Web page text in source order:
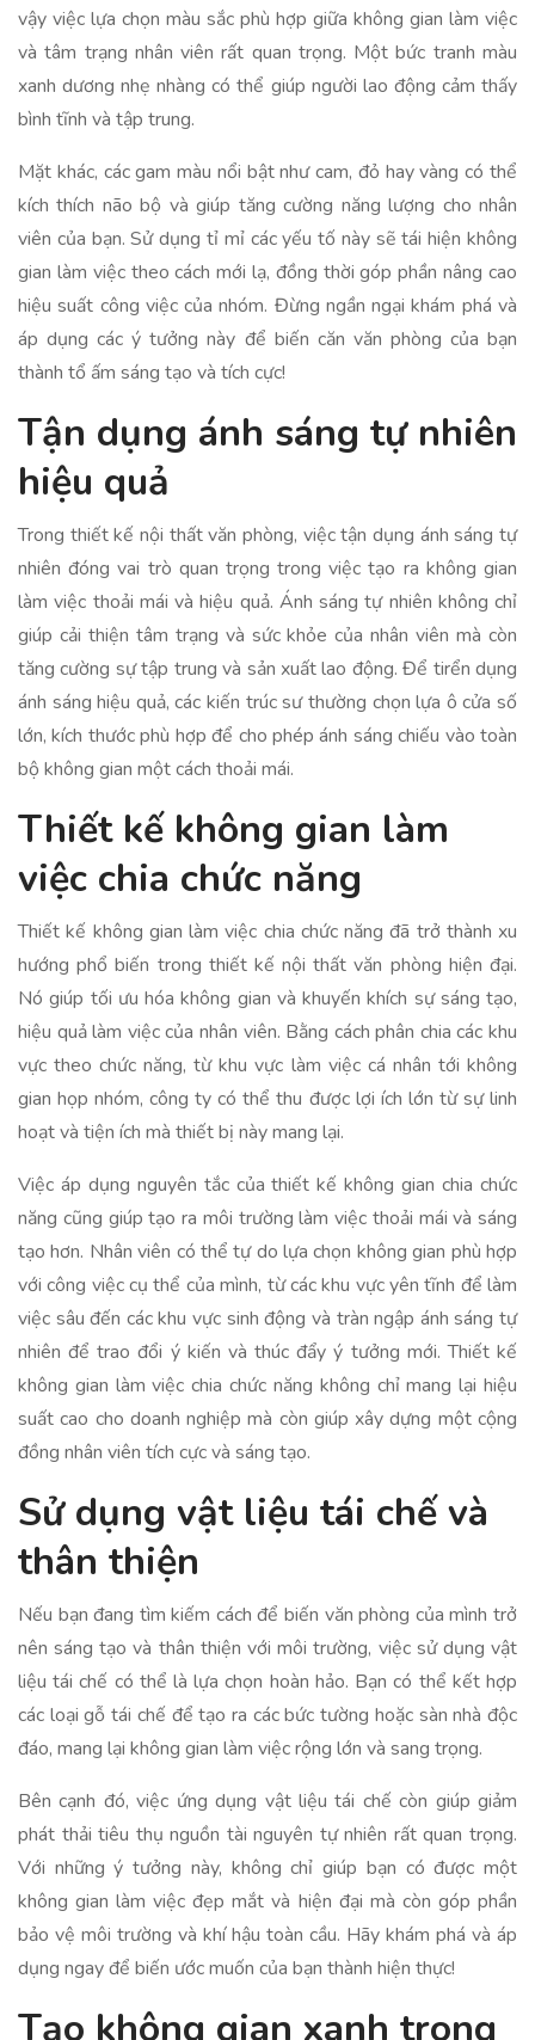
vậy việc lựa chọn màu sắc phù hợp giữa không gian làm việc
và tâm trạng nhân viên rất quan trọng. Một bức tranh màu
xanh dương nhẹ nhàng có thể giúp người lao động cảm thấy
bình tĩnh và tập trung.
Mặt khác, các gam màu nổi bật như cam, đỏ hay vàng có thể
kích thích não bộ và giúp tăng cường năng lượng cho nhân
viên của bạn. Sử dụng tỉ mỉ các yếu tố này sẽ tái hiện không
gian làm việc theo cách mới lạ, đồng thời góp phần nâng cao
hiệu suất công việc của nhóm. Đừng ngần ngại khám phá và
áp dụng các ý tưởng này để biến căn văn phòng của bạn
thành tổ ấm sáng tạo và tích cực!
Tận dụng ánh sáng tự nhiên
hiệu quả
Trong thiết kế nội thất văn phòng, việc tận dụng ánh sáng tự
nhiên đóng vai trò quan trọng trong việc tạo ra không gian
làm việc thoải mái và hiệu quả. Ánh sáng tự nhiên không chỉ
giúp cải thiện tâm trạng và sức khỏe của nhân viên mà còn
tăng cường sự tập trung và sản xuất lao động. Để tirển dụng
ánh sáng hiệu quả, các kiến trúc sư thường chọn lựa ô cửa số
lớn, kích thước phù hợp để cho phép ánh sáng chiếu vào toàn
bộ không gian một cách thoải mái.
Thiết kế không gian làm
việc chia chức năng
Thiết kế không gian làm việc chia chức năng đã trở thành xu
hướng phổ biến trong thiết kế nội thất văn phòng hiện đại.
Nó giúp tối ưu hóa không gian và khuyến khích sự sáng tạo,
hiệu quả làm việc của nhân viên. Bằng cách phân chia các khu
vực theo chức năng, từ khu vực làm việc cá nhân tới không
gian họp nhóm, công ty có thể thu được lợi ích lớn từ sự linh
hoạt và tiện ích mà thiết bị này mang lại.
Việc áp dụng nguyên tắc của thiết kế không gian chia chức
năng cũng giúp tạo ra môi trường làm việc thoải mái và sáng
tạo hơn. Nhân viên có thể tự do lựa chọn không gian phù hợp
với công việc cụ thể của mình, từ các khu vực yên tĩnh để làm
việc sâu đến các khu vực sinh động và tràn ngập ánh sáng tự
nhiên để trao đổi ý kiến và thúc đẩy ý tưởng mới. Thiết kế
không gian làm việc chia chức năng không chỉ mang lại hiệu
suất cao cho doanh nghiệp mà còn giúp xây dựng một cộng
đồng nhân viên tích cực và sáng tạo.
Sử dụng vật liệu tái chế và
thân thiện
Nếu bạn đang tìm kiếm cách để biến văn phòng của mình trở
nên sáng tạo và thân thiện với môi trường, việc sử dụng vật
liệu tái chế có thể là lựa chọn hoàn hảo. Bạn có thể kết hợp
các loại gỗ tái chế để tạo ra các bức tường hoặc sàn nhà độc
đáo, mang lại không gian làm việc rộng lớn và sang trọng.
Bên cạnh đó, việc ứng dụng vật liệu tái chế còn giúp giảm
phát thải tiêu thụ nguồn tài nguyên tự nhiên rất quan trọng.
Với những ý tưởng này, không chỉ giúp bạn có được một
không gian làm việc đẹp mắt và hiện đại mà còn góp phần
bảo vệ môi trường và khí hậu toàn cầu. Hãy khám phá và áp
dụng ngay để biến ước muốn của bạn thành hiện thực!
Tạo không gian xanh trong